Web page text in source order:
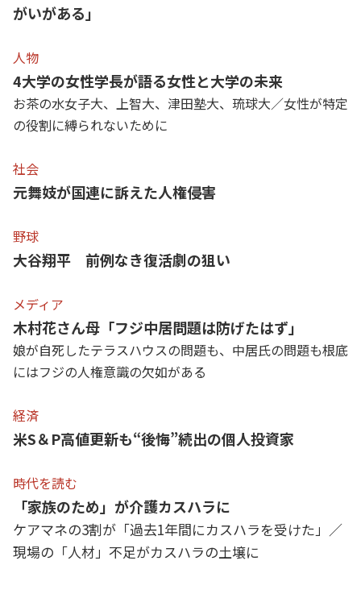
がいがある」
人物
4大学の女性学長が語る女性と大学の未来
お茶の水女子大、上智大、津田塾大、琉球大／女性が特定
の役割に縛られないために
社会
元舞妓が国連に訴えた人権侵害
野球
大谷翔平 前例なき復活劇の狙い
メディア
木村花さん母「フジ中居問題は防げたはず」
娘が自死したテラスハウスの問題も、中居氏の問題も根底
にはフジの人権意識の欠如がある
経済
米S＆P高値更新も“後悔”続出の個人投資家
時代を読む
「家族のため」が介護カスハラに
ケアマネの3割が「過去1年間にカスハラを受けた」／
現場の「人材」不足がカスハラの土壌に